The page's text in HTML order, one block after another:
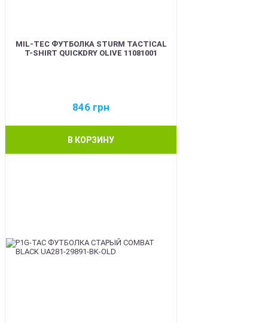
MIL-TEC ФУТБОЛКА STURM TACTICAL
T-SHIRT QUICKDRY OLIVE 11081001
846 грн
В КОРЗИНУ